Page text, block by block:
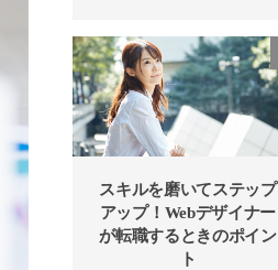
スキルを磨いてステップ
アップ！Webデザイナー
が転職するときのポイン
ト